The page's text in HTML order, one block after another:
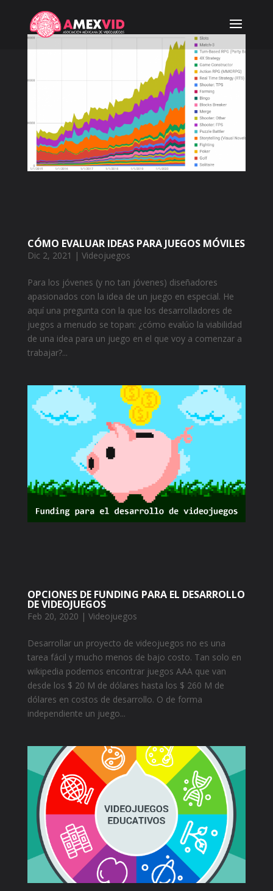
CÓMO EVALUAR IDEAS PARA JUEGOS MÓVILES
Dic 2, 2021 | Videojuegos
Para los jóvenes (y no tan jóvenes) diseñadores
apasionados con la idea de un juego en especial. He
aquí una pregunta con la que los desarrolladores de
juegos a menudo se topan: ¿cómo evalúo la viabilidad
de una idea para un juego en el que voy a comenzar a
trabajar?...
OPCIONES DE FUNDING PARA EL DESARROLLO
DE VIDEOJUEGOS
Feb 20, 2020 | Videojuegos
Desarrollar un proyecto de videojuegos no es una
tarea fácil y mucho menos de bajo costo. Tan solo en
wikipedia podemos encontrar juegos AAA que van
desde los $ 20 M de dólares hasta los $ 260 M de
dólares en costos de desarrollo. O de forma
independiente un juego...